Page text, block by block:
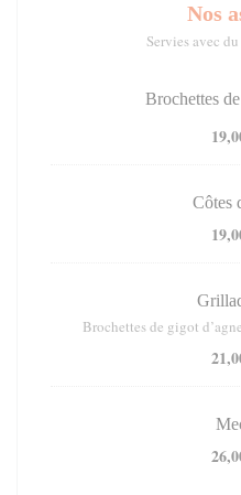
Nos
Servies avec
Brochettes
Côtes
Brochettes de gigot